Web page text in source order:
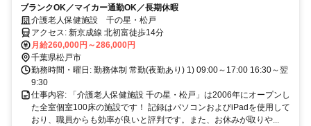
ブランクOK／マイカー通勤OK／長期休暇
介護老人保健施設 千の星・松戸
アクセス: 新京成線 北初富徒歩14分
月給260,000円～286,000円
千葉県松戸市
勤務時間・曜日: 勤務体制 常勤(夜勤あり) 1) 09:00～17:00 16:30～翌
9:30
仕事内容: 「介護老人保健施設 千の星・松戸」は2006年にオープンし
た全室個室100床の施設です！ 記録はパソコンおよびiPadを使用して
おり、職員からも効率が良いと評判です。また、お休みが取りや...